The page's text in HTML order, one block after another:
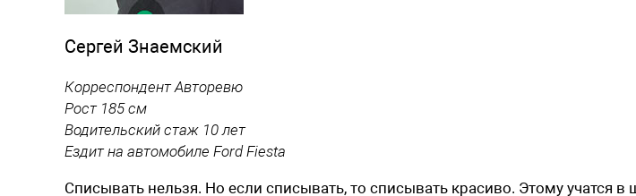
Сергей Знаемский
Корреспондент Авторевю
Рост 185 см
Водительский стаж 10 лет
Ездит на автомобиле Ford Fiesta
Списывать нельзя. Но если списывать, то списывать красиво. Этому учатся